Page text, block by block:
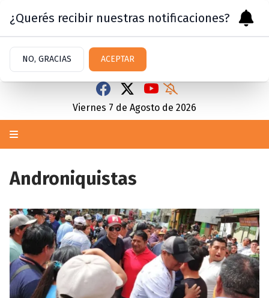
Viernes 7 de Agosto de 2026
Androniquistas
¿Querés recibir nuestras notificaciones?
NO, GRACIAS ACEPTAR